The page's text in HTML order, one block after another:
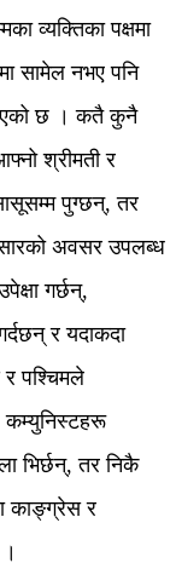
व्यक्तिका पक्षमा
सामेल नभए पनि
छ । कतै कुनै
श्रीमती र
पुग्छन्, तर
अवसर उपलब्ध
गर्छन्,
र यदाकदा
र पश्चिमले
कम्युनिस्टहरू
भिर्छन्, तर निकै
काङ्ग्रेस र